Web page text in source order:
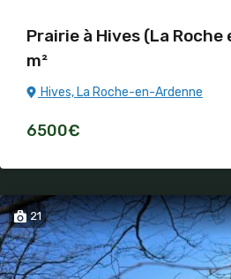
Prairie à Hives (La Roche
m²
Hives, La Roche-en-Ardenne
6500€
21